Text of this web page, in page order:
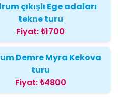
çıkışlı Ege adaları
tekne turu
Fiyat:₺1700
Demre Myra Kekova
turu
Fiyat:₺4800